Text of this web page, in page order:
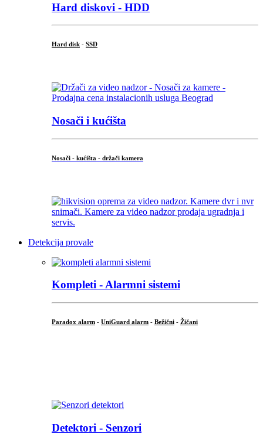
Hard diskovi - HDD
Hard disk - SSD
Nosači i kućišta
Nosači - kućišta - držači kamera
Detekcija provale
Kompleti - Alarmni sistemi
Paradox alarm - UniGuard alarm - Bežični - Žičani
Detektori - Senzori